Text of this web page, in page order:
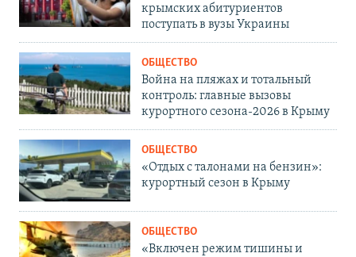
крымских абитуриентов
поступать в вузы Украины
ОБЩЕСТВО
Война на пляжах и тотальный
контроль: главные вызовы
курортного сезона-2026 в Крыму
ОБЩЕСТВО
«Отдых с талонами на бензин»:
курортный сезон в Крыму
ОБЩЕСТВО
«Включен режим тишины и